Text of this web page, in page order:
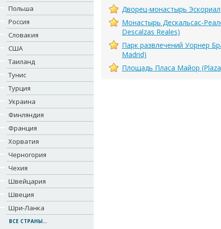
Польша
Россия
Словакия
США
Таиланд
Тунис
Турция
Украина
Финляндия
Франция
Хорватия
Черногория
Чехия
Швейцария
Швеция
Шри-Ланка
ВСЕ СТРАНЫ...
Дворец-монастырь Эскориал
Монастырь Дескальсас-
Descalzas Reales)
Парк развлечений Уорнер
Madrid)
Площадь Плаcа Майор